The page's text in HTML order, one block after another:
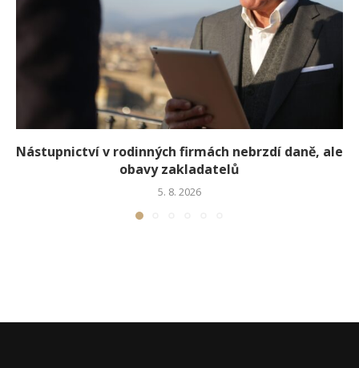
Nástupnictví v rodinných firmách nebrzdí daně, ale
obavy zakladatelů
5. 8. 2026